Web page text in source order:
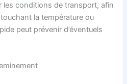
les conditions de transport, afin
la température ou
peut prévenir d’éventuels